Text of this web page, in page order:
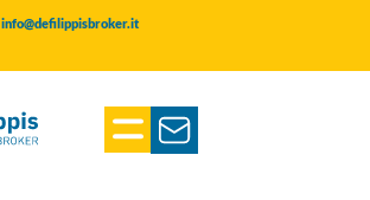
info@defilippisbroker.it